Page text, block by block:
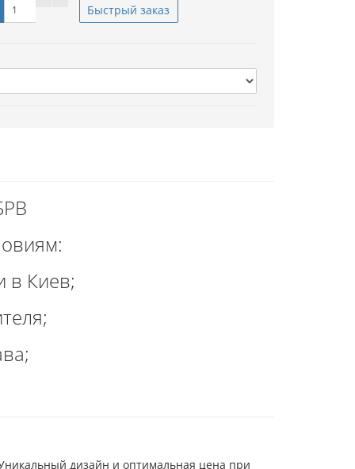
Быстрый заказ
в Киев;
дизайн и оптимальная цена при